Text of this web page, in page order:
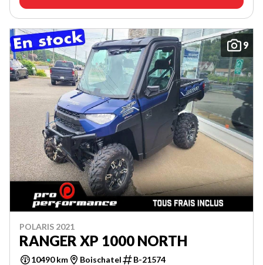
9
POLARIS 2021
RANGER XP 1000 NORTH
10490 km Boischatel B-21574